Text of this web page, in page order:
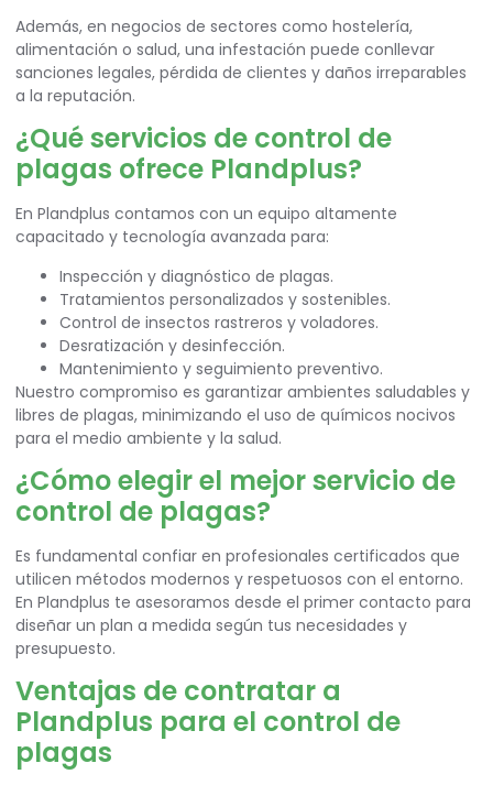
Además, en negocios de sectores como hostelería,
alimentación o salud, una infestación puede conllevar
sanciones legales, pérdida de clientes y daños irreparables
a la reputación.
¿Qué servicios de control de
plagas ofrece Plandplus?
En Plandplus contamos con un equipo altamente
capacitado y tecnología avanzada para:
Inspección y diagnóstico de plagas.
Tratamientos personalizados y sostenibles.
Control de insectos rastreros y voladores.
Desratización y desinfección.
Mantenimiento y seguimiento preventivo.
Nuestro compromiso es garantizar ambientes saludables y
libres de plagas, minimizando el uso de químicos nocivos
para el medio ambiente y la salud.
¿Cómo elegir el mejor servicio de
control de plagas?
Es fundamental confiar en profesionales certificados que
utilicen métodos modernos y respetuosos con el entorno.
En Plandplus te asesoramos desde el primer contacto para
diseñar un plan a medida según tus necesidades y
presupuesto.
Ventajas de contratar a
Plandplus para el control de
plagas